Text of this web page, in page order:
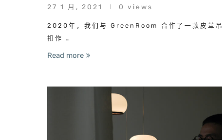
27 1 月, 2021 0 views
2020年，我们与 GreenRoom 合作了一款皮革吊
扣作 …
Read more